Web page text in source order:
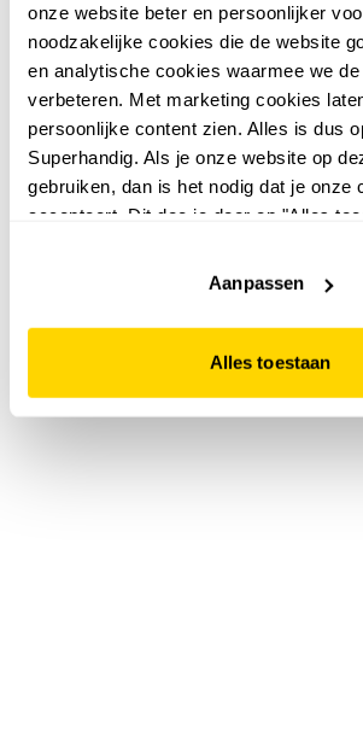
onze website beter en persoonlijker
noodzakelijke cookies die de website
en analytische cookies waarmee we
verbeteren. Met marketing cookies
persoonlijke content zien. Alles is dus
Superhandig. Als je onze website op
gebruiken, dan is het nodig dat je onze
accepteert. Dit doe je door op "Alles
website niet optimaal functioneert.
Aanpassen
Alles toestaan